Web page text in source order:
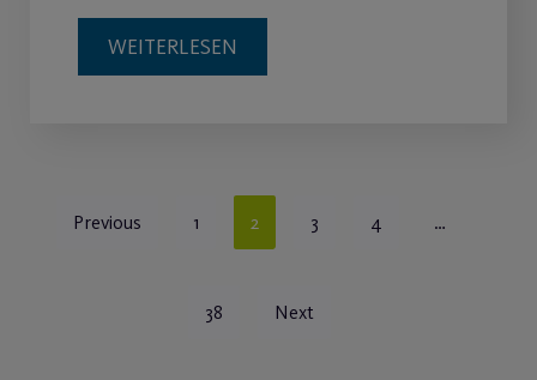
WEITERLESEN
Previous 1 2 3 4 …
38 Next